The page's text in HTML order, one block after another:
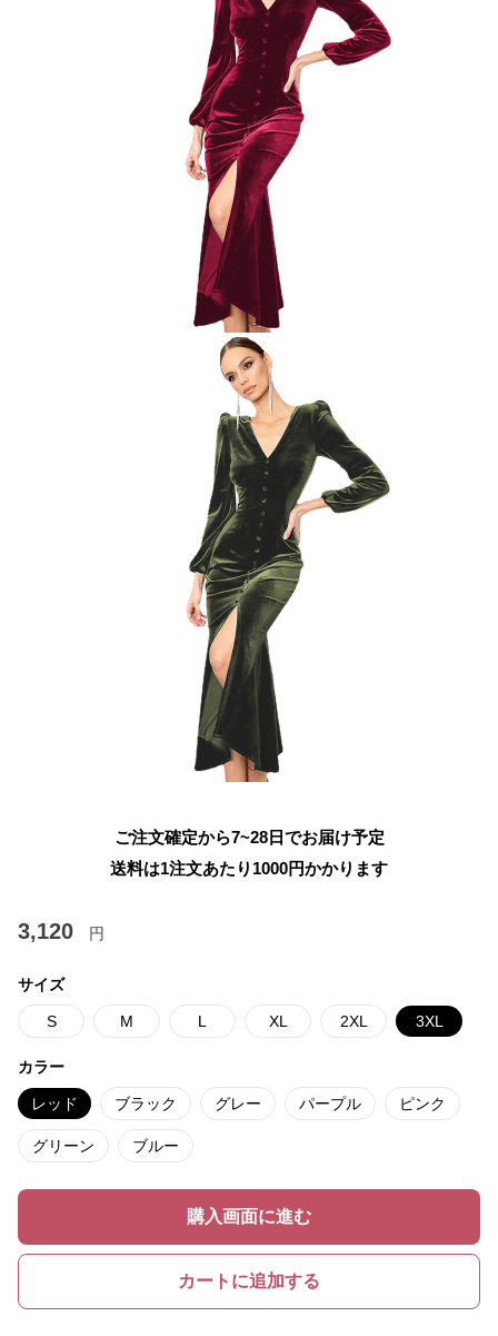
ご注文確定から7~28日でお届け予定
送料は1注文あたり 1000円かかります
3,120 円
サイズ
S M L XL 2XL 3XL
カラー
レッド ブラック グレー パープル ピンク
グリーン ブルー
購入画面に進む
カートに追加する